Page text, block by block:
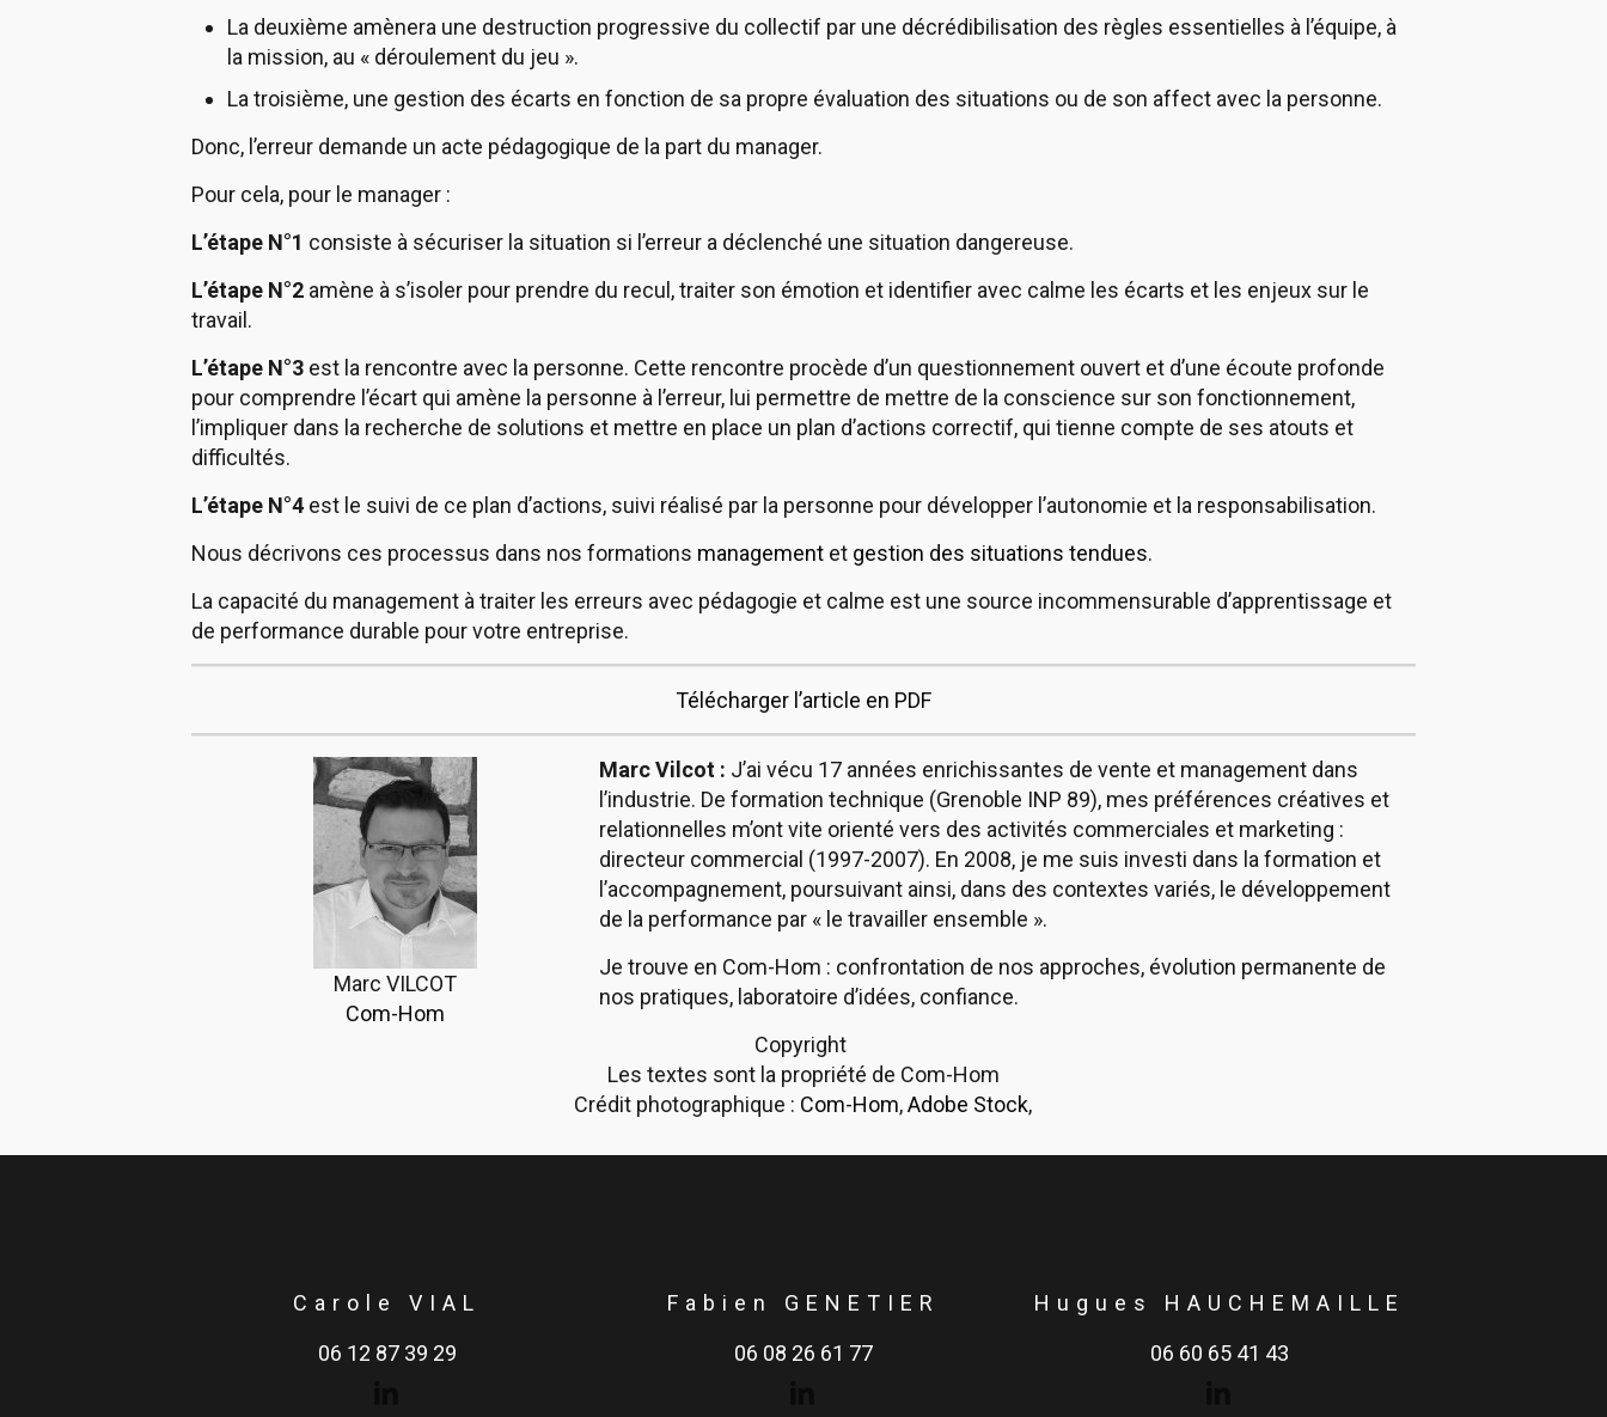
La deuxième amènera une destruction progressive du collectif par une décrédibilisation des règles essentielles à l’équipe, à
la mission, au « déroulement du jeu ».
La troisième, une gestion des écarts en fonction de sa propre évaluation des situations ou de son affect avec la personne.
Donc, l’erreur demande un acte pédagogique de la part du manager.
Pour cela, pour le manager :
L’étape N°1 consiste à sécuriser la situation si l’erreur a déclenché une situation dangereuse.
L’étape N°2amène à s’isoler pour prendre du recul, traiter son émotion et identifier avec calme les écarts et les enjeux sur le
travail.
L’étape N°3 est la rencontre avec la personne. Cette rencontre procède d’un questionnement ouvert et d’une écoute profonde
pour comprendre l’écart qui amène la personne à l’erreur, lui permettre de mettre de la conscience sur son fonctionnement,
l’impliquer dans la recherche de solutions et mettre en place un plan d’actions correctif, qui tienne compte de ses atouts et
difficultés.
L’étape N°4est le suivi de ce plan d’actions, suivi réalisé par la personne pour développer l’autonomie et la responsabilisation.
Nous décrivons ces processus dans nos formations managementet gestion des situations tendues.
La capacité du management à traiter les erreurs avec pédagogie et calme est une source incommensurable d’apprentissage et
de performance durable pour votre entreprise.
Télécharger l’article en PDF
Marc VILCOT
Com-Hom
Marc Vilcot : J’ai vécu 17 années enrichissantes de vente et management dans
l’industrie. De formation technique (Grenoble INP 89), mes préférences créatives et
relationnelles m’ont vite orienté vers des activités commerciales et marketing :
directeur commercial (1997-2007). En 2008, je me suis investi dans la formation et
l’accompagnement, poursuivant ainsi, dans des contextes variés, le développement
de la performance par « le travailler ensemble ».
Je trouve en Com-Hom : confrontation de nos approches, évolution permanente de
nos pratiques, laboratoire d’idées, confiance.
Copyright
Les textes sont la propriété de Com-Hom
Crédit photographique : Com-Hom,Adobe Stock,
Carole VIAL
06 12 87 39 29
Fabien GENETIER
06 08 26 61 77
Hugues HAUCHEMAILLE
06 60 65 41 43